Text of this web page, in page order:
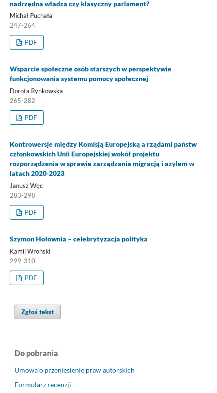
nadrzędna władza czy klasyczny parlament?
Michał Puchała
247-264
PDF
Wsparcie społeczne osób starszych w perspektywie
funkcjonowania systemu pomocy społecznej
Dorota Rynkowska
265-282
PDF
Kontrowersje między Komisją Europejską a rządami państw
członkowskich Unii Europejskiej wokół projektu
rozporządzenia w sprawie zarządzania migracją i azylem w
latach 2020-2023
Janusz Węc
283-298
PDF
Szymon Hołownia – celebrytyzacja polityka
Kamil Wroński
299-310
PDF
Zgłoś tekst
Do pobrania
Umowa o przeniesienie praw autorskich
Formularz recenzji